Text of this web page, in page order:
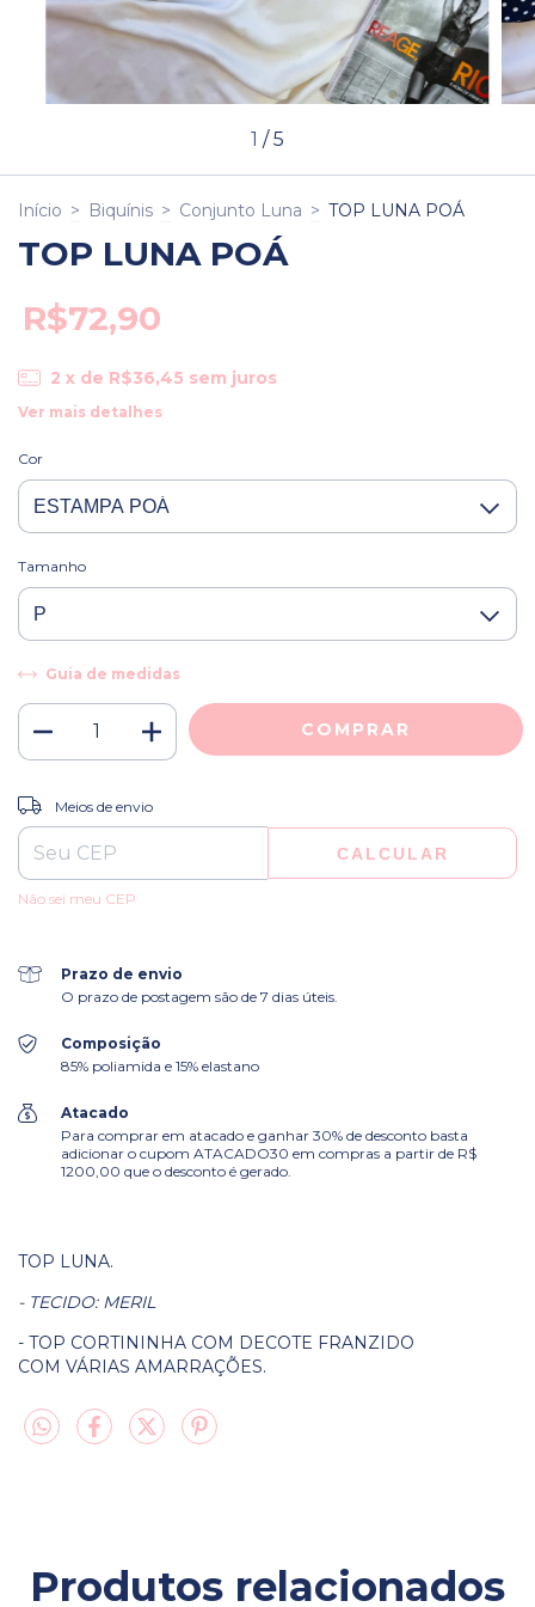
1 /5
Início > Biquínis > Conjunto Luna > TOP LUNA POÁ
TOP LUNA POÁ
R$72,90
2 x de R$36,45 sem juros
Ver mais detalhes
Cor
Tamanho
Guia de medidas
Entregas para o CEP:
Meios de envio
CALCULAR
Não sei meu CEP
Prazo de envio
O prazo de postagem são de 7 dias úteis.
Composição
85% poliamida e 15% elastano
Atacado
Para comprar em atacado e ganhar 30% de desconto basta
adicionar o cupom ATACADO30 em compras a partir de R$
1200,00 que o desconto é gerado.
TOP LUNA.
- TECIDO: MERIL
- TOP CORTININHA COM DECOTE FRANZIDO
COM VÁRIAS AMARRAÇÕES.
Produtos relacionados